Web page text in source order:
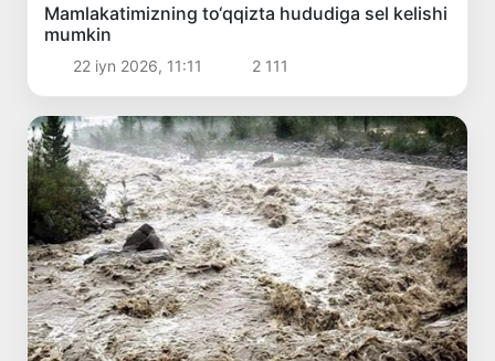
Mamlakatimizning to‘qqizta hududiga sel kelishi
mumkin
22 iyn 2026, 11:11 2 111